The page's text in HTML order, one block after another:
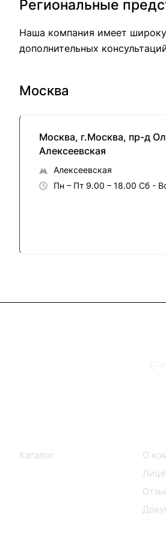
Региональные
Наша компания имеет
дополнительных
Москва
Москва, г.Москва, пр-д
Алексеевская
Алексеевская
Пн – Пт 9.00 – 18.00 Сб -
Каталог
О